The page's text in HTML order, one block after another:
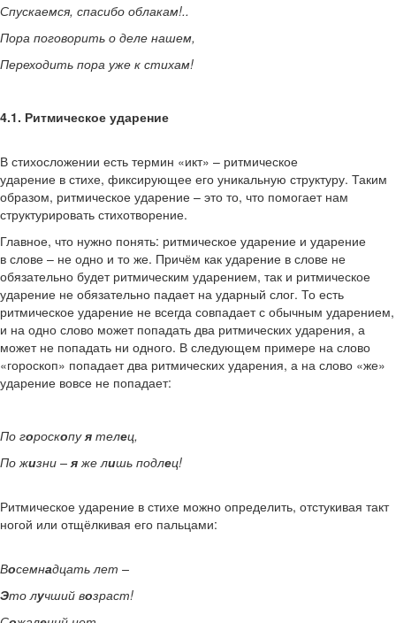
Спускаемся, спасибо облакам!..
Пора поговорить о деле нашем,
Переходить пора уже к стихам!
4.1. Ритмическое ударение
В стихосложении есть термин «икт» – ритмическое
ударение в стихе, фиксирующее его уникальную структуру. Таким
образом, ритмическое ударение – это то, что помогает нам
структурировать стихотворение.
Главное, что нужно понять: ритмическое ударение и ударение
в слове – не одно и то же. Причём как ударение в слове не
обязательно будет ритмическим ударением, так и ритмическое
ударение не обязательно падает на ударный слог. То есть
ритмическое ударение не всегда совпадает с обычным ударением,
и на одно слово может попадать два ритмических ударения, а
может не попадать ни одного. В следующем примере на слово
«гороскоп» попадает два ритмических ударения, а на слово «же»
ударение вовсе не попадает:
По гороскопуя телец,
По жизни – я же лишь подлец!
Ритмическое ударение в стихе можно определить, отстукивая такт
ногой или отщёлкивая его пальцами:
Восемнадцать лет –
Это лучший возраст!